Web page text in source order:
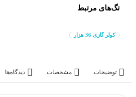
تگ‌های مرتبط
کولر گازی 36 هزار
توضیحات مشخصات دیدگاه‌ها